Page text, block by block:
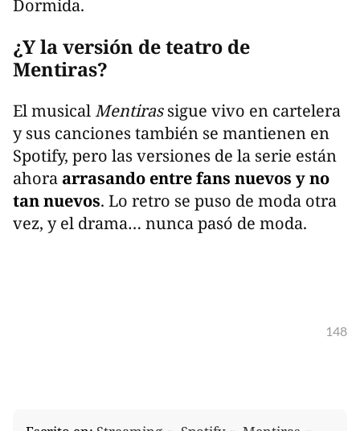
Dormida.
¿Y la versión de teatro de
Mentiras?
El musicalMentirassigue vivo en cartelera
y sus canciones también se mantienen en
Spotify, pero las versiones de la serie están
ahora arrasando entre fans nuevos y no
tan nuevos. Lo retro se puso de moda otra
vez, y el drama… nunca pasó de moda.
148